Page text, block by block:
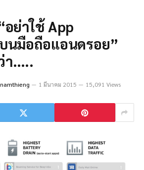
อย่าใช้ App
นมือถือแอนดรอย”
า…..
1 มีนาคม 2015 15,091 Views